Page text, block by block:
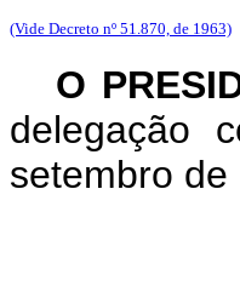
(Vide Decreto nº 51.870, de 1963)
O
delegação
setembro